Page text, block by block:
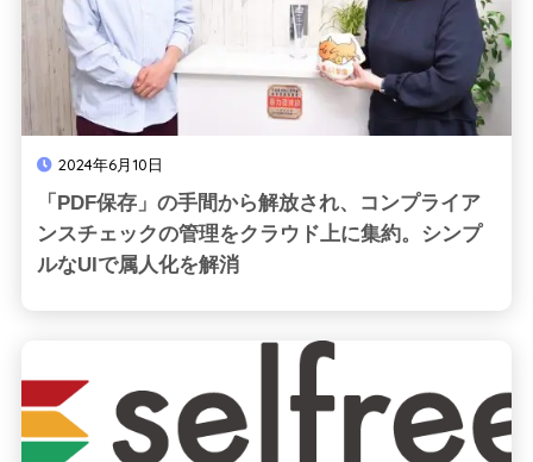
2024年6月10日
「PDF保存」の手間から解放され、コンプライア
ンスチェックの管理をクラウド上に集約。シンプ
ルなUIで属人化を解消